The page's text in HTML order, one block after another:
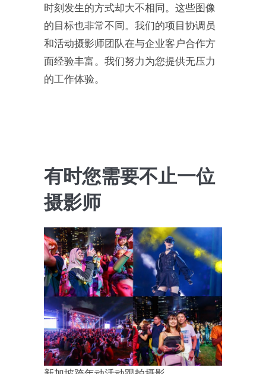
时刻发生的方式却大不相同。这些图像
的目标也非常不同。我们的项目协调员
和活动摄影师团队在与企业客户合作方
面经验丰富。我们努力为您提供无压力
的工作体验。
有时您需要不止一位
摄影师